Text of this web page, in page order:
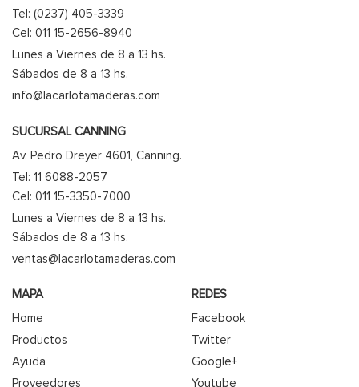
Tel: (0237) 405-3339
Cel: 011 15-2656-8940
Lunes a Viernes de 8 a 13 hs.
Sábados de 8 a 13 hs.
info@lacarlotamaderas.com
SUCURSAL CANNING
Av. Pedro Dreyer 4601, Canning.
Tel: 11 6088-2057
Cel: 011 15-3350-7000
Lunes a Viernes de 8 a 13 hs.
Sábados de 8 a 13 hs.
ventas@lacarlotamaderas.com
MAPA
Home
Productos
Ayuda
Proveedores
REDES
Facebook
Twitter
Google+
Youtube